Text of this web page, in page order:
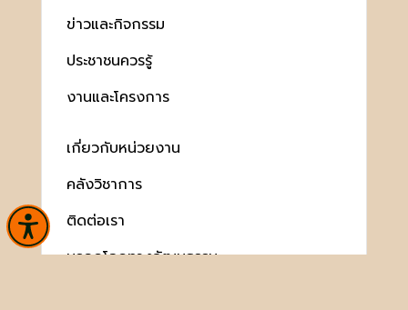
ข่าวและกิจกรรม
ประชาชนควรรู้
งานและโครงการ
เกี่ยวกับหน่วยงาน
คลังวิชาการ
ติดต่อเรา
มรดกโลกทางวัฒนธรรม